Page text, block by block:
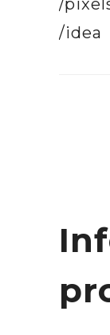
/
/idea